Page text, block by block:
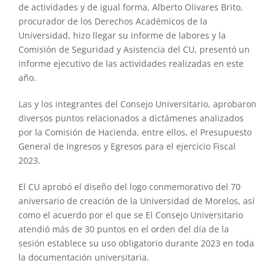
de actividades y de igual forma, Alberto Olivares Brito,
procurador de los Derechos Académicos de la
Universidad, hizo llegar su informe de labores y la
Comisión de Seguridad y Asistencia del CU, presentó un
informe ejecutivo de las actividades realizadas en este
año.
Las y los integrantes del Consejo Universitario, aprobaron
diversos puntos relacionados a dictámenes analizados
por la Comisión de Hacienda, entre ellos, el Presupuesto
General de Ingresos y Egresos para el ejercicio Fiscal
2023.
El CU aprobó el diseño del logo conmemorativo del 70
aniversario de creación de la Universidad de Morelos, así
como el acuerdo por el que se El Consejo Universitario
atendió más de 30 puntos en el orden del día de la
sesión establece su uso obligatorio durante 2023 en toda
la documentación universitaria.